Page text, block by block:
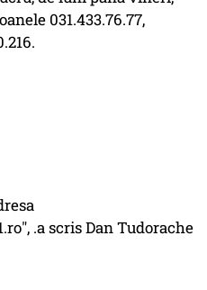
031.433.76.77,
.a scris Dan Tudorache